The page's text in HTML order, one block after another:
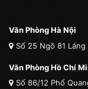
Văn Phòng Hà Nội
Số 25 Ngõ 81
Văn Phòng Hồ Chí
Số 86/12 Phổ